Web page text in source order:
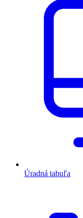
Úradná tabuľa